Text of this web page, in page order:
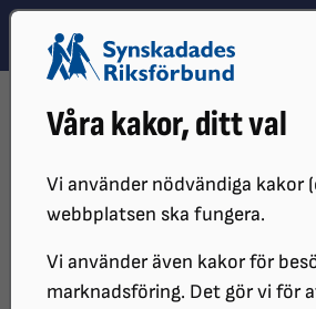
Våra kakor, ditt val
Vi använder nödvändiga kakor
webbplatsen ska fungera.
Vi använder även kakor för
marknadsföring. Det gör vi för
Hoppa till innehåll
Hoppa till hitta snabbt
DISTRIKT
SRF VÄSTERBOTTEN
Synskadades
Skellefteå